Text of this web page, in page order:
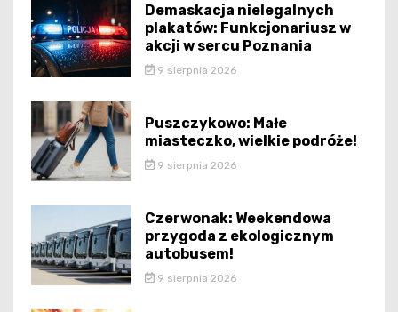
Demaskacja nielegalnych
plakatów: Funkcjonariusz w
akcji w sercu Poznania
9 sierpnia 2026
Puszczykowo: Małe
miasteczko, wielkie podróże!
9 sierpnia 2026
Czerwonak: Weekendowa
przygoda z ekologicznym
autobusem!
9 sierpnia 2026